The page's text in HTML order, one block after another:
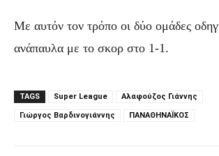
Με αυτόν τον τρόπο οι δύο ομάδες
ανάπαυλα με το σκορ στο 1-1.
TAGS Super League Αλαφούζος Γιάννης
Γιώργος Βαρδινογιάννης ΠΑΝΑΘΗΝΑΪΚΟΣ